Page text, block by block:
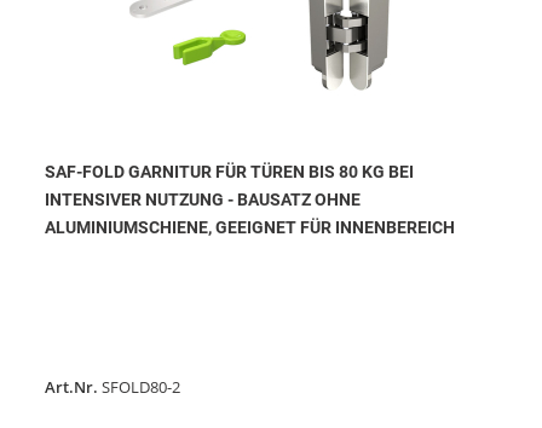
SAF-FOLD GARNITUR FÜR TÜREN BIS 80 KG BEI
INTENSIVER NUTZUNG - BAUSATZ OHNE
ALUMINIUMSCHIENE, GEEIGNET FÜR INNENBEREICH
Art.Nr. SFOLD80-2